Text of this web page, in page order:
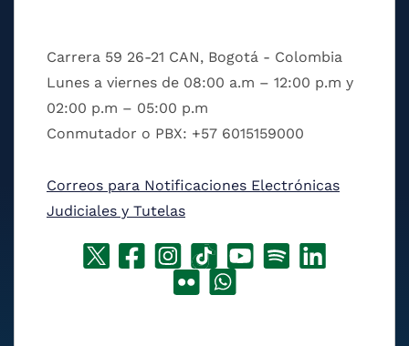
Carrera 59 26-21 CAN, Bogotá - Colombia
Lunes a viernes de 08:00 a.m – 12:00 p.m y
02:00 p.m – 05:00 p.m
Conmutador o PBX: +57 6015159000
Correos para Notificaciones Electrónicas
Judiciales y Tutelas